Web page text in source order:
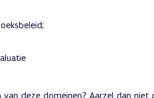
deze domeinen? Aarzel dan